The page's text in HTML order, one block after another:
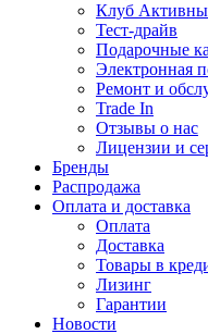
Клуб
Тест-драйв
Подарочные
Электронная
Ремонт и
Trade In
Отзывы о нас
Лицензии и
Бренды
Распродажа
Оплата и доставка
Оплата
Доставка
Товары в
Лизинг
Гарантии
Новости